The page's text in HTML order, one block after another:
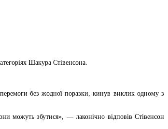
Шакура Стівенсона.
без жодної поразки, кинув виклик одному з
можуть збутися», — лаконічно відповів Стівенсон